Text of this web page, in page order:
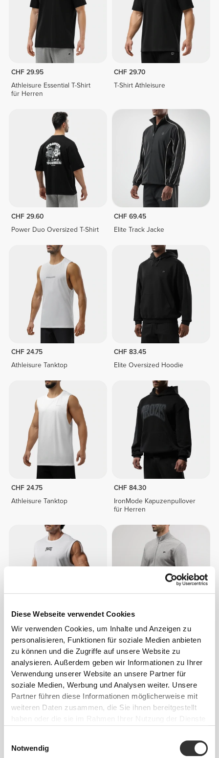
Diese Webseite verwendet Cookies
Wir verwenden Cookies, um Inhalte und Anzeigen zu
personalisieren, Funktionen für soziale Medien anbieten
zu können und die Zugriffe auf unsere Website zu
analysieren. Außerdem geben wir Informationen zu Ihrer
Verwendung unserer Website an unsere Partner für
soziale Medien, Werbung und Analysen weiter. Unsere
Partner führen diese Informationen möglicherweise mit
weiteren Daten zusammen, die Sie ihnen bereitgestellt
haben oder die sie im Rahmen Ihrer Nutzung der Dienste
Notwendig
CHF 29.95
Athleisure Essential T-Shirt
für Herren
CHF 29.70
T-Shirt Athleisure
CHF 29.60
Power Duo Oversized T-Shirt
CHF 69.45
Elite Track Jacke
CHF 24.75
Athleisure Tanktop
CHF 83.45
Elite Oversized Hoodie
CHF 24.75
Athleisure Tanktop
CHF 84.30
IronMode Kapuzenpullover
für Herren
CHF 29.45
IronMode P Tanktop
CHF 70.00
Athleisure P Herrenjacke